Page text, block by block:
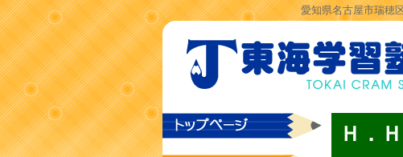
愛知県名古屋市瑞
Ｈ．